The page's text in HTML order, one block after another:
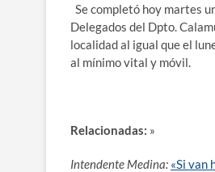
Se completó hoy martes
Delegados del Dpto.
localidad al igual que el
al mínimo vital y móvil.
Relacionadas: »
Intendente Medina: «Si van